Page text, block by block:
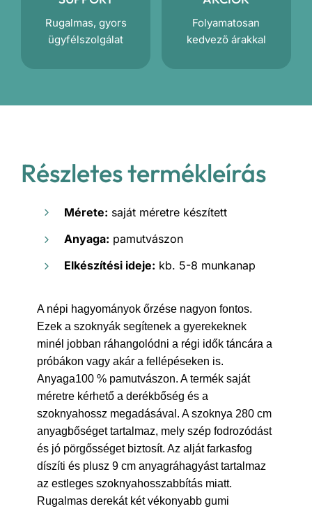
Rugalmas, gyors
ügyfélszolgálat
Folyamatosan
kedvező árakkal
Részletes termékleírás
Mérete: saját méretre készített
Anyaga: pamutvászon
Elkészítési ideje: kb. 5-8 munkanap
A népi hagyományok őrzése nagyon fontos.
Ezek a szoknyák segítenek a gyerekeknek
minél jobban ráhangolódni a régi idők táncára a
próbákon vagy akár a fellépéseken is.
Anyaga100 % pamutvászon. A termék saját
méretre kérhető a derékbőség és a
szoknyahossz megadásával. A szoknya 280 cm
anyagbőséget tartalmaz, mely szép fodrozódást
és jó pörgősséget biztosít. Az alját farkasfog
díszíti és plusz 9 cm anyagráhagyást tartalmaz
az estleges szoknyahosszabbítás miatt.
Rugalmas derekát két vékonyabb gumi